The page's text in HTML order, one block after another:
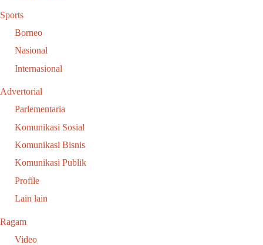
Sports
Borneo
Nasional
Internasional
Advertorial
Parlementaria
Komunikasi Sosial
Komunikasi Bisnis
Komunikasi Publik
Profile
Lain lain
Ragam
Video